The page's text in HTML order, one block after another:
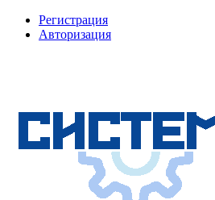
Регистрация
Авторизация